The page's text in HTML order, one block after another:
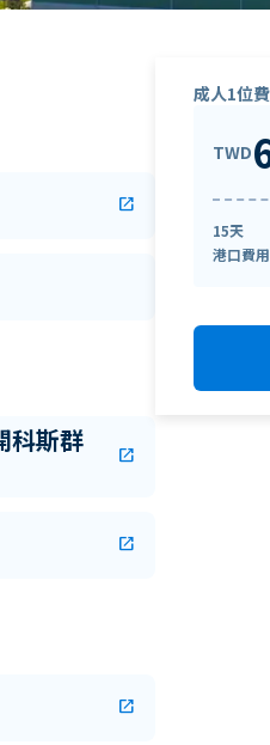
open_in_new
科斯群
open_in_new
open_in_new
open_in_new
成人1位
TWD
15天
港口費用